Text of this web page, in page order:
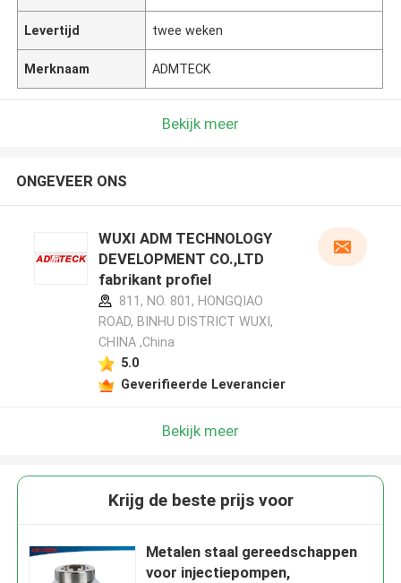
Levertijd twee weken
Merknaam ADMTECK
Bekijk meer
ONGEVEER ONS
WUXI ADM TECHNOLOGY
DEVELOPMENT CO.,LTD
fabrikant profiel
811, NO. 801, HONGQIAO
ROAD, BINHU DISTRICT WUXI,
CHINA ,China
5.0
Geverifieerde Leverancier
Bekijk meer
Krijg de beste prijs voor
Metalen staal gereedschappen
voor injectiepompen,